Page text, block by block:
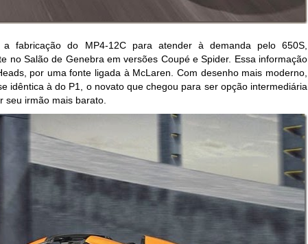
a fabricação do MP4-12C para atender à demanda pelo 650S,
no Salão de Genebra em versões Coupé e Spider. Essa informação
por uma fonte ligada à McLaren. Com desenho mais moderno,
idêntica à do P1, o novato que chegou para ser opção intermediária
seu irmão mais barato.